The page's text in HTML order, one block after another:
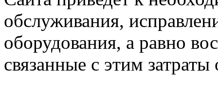
обслуживания,
оборудования, а равно
связанные с этим